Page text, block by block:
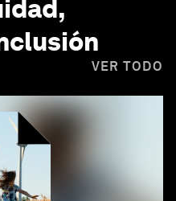
VER TODO